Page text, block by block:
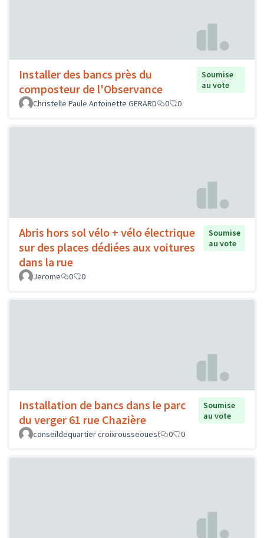
Installer des bancs près du
composteur de l'Observance
Soumise
au vote
Christelle Paule Antoinette GERARD
0 0
Abris hors sol vélo + vélo électrique
sur des places dédiées aux voitures
dans la rue
Soumise
au vote
Jerome 0 0
Installation de bancs dans le parc
du verger 61 rue Chazière
Soumise
au vote
conseildequartier croixrousseouest
0 0